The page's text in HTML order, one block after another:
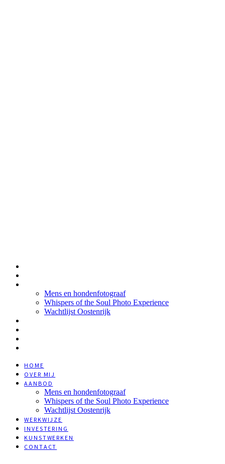
Mens en hondenfotograaf
Whispers of the Soul Photo Experience
Wachtlijst Oostenrijk
HOME
OVER MIJ
AANBOD
Mens en hondenfotograaf
Whispers of the Soul Photo Experience
Wachtlijst Oostenrijk
WERKWIJZE
INVESTERING
KUNSTWERKEN
CONTACT